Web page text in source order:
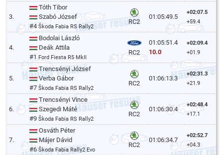
3.
Tóth Tibor
Szabó József
#4Škoda Fabia RS Rally2
RC2
01:05:49.5
+02:07.5
+59.4
4.
Bodolai László
Deák Attila
#1 Ford Fiesta R5 MkII
RC2
01:05:51.4
10.0
+02:09.4
+01.9
5.
Trencsényi József
Verba Gábor
#7Škoda Fabia RS Rally2
RC2
01:06:13.3
+02:31.3
+21.9
6.
Trencsényi Vince
Szegedi Máté
#9Škoda Fabia RS Rally2
RC2
01:06:30.4
+02:48.4
+17.1
7.
Osváth Péter
Májer Dávid
#6Škoda Fabia Rally2 Evo
RC2
01:06:34.7
+02:52.7
+04.3